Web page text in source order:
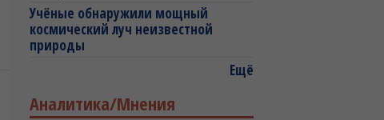
Учёные обнаружили мощный
космический луч неизвестной
природы
Ещё
Аналитика/Мнения